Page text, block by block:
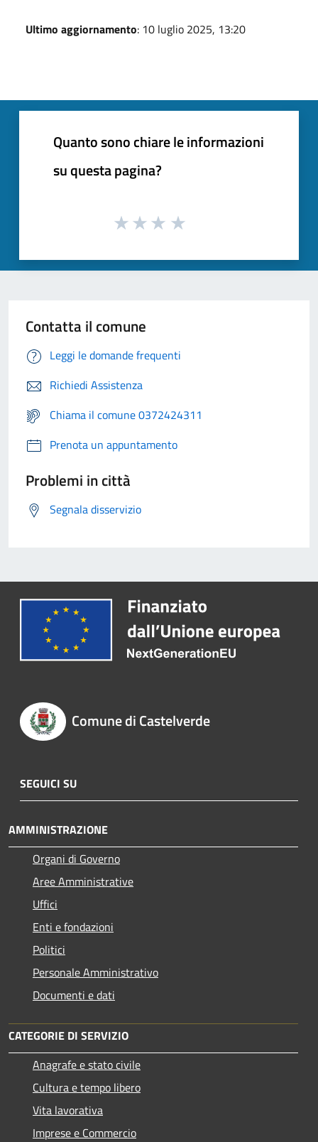
Ultimo aggiornamento: 10 luglio 2025, 13:20
Quanto sono chiare le informazioni
su questa pagina?
Contatta il comune
Leggi le domande frequenti
Richiedi Assistenza
Chiama il comune 0372424311
Prenota un appuntamento
Problemi in città
Segnala disservizio
Comune di Castelverde
SEGUICI SU
AMMINISTRAZIONE
Organi di Governo
Aree Amministrative
Uffici
Enti e fondazioni
Politici
Personale Amministrativo
Documenti e dati
CATEGORIE DI SERVIZIO
Anagrafe e stato civile
Cultura e tempo libero
Vita lavorativa
Imprese e Commercio